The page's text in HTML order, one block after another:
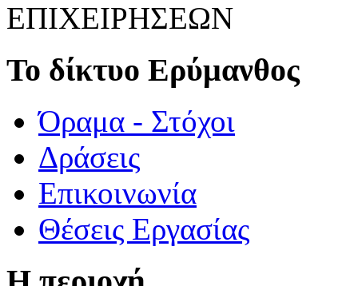
ΕΠΙΧΕΙΡΗΣΕΩΝ
Το δίκτυο Ερύμανθος
Όραμα - Στόχοι
Δράσεις
Επικοινωνία
Θέσεις Εργασίας